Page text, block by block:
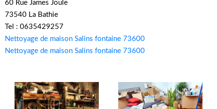
60 Rue James Joule
73540 La Bathie
Tel : 0635429257
Nettoyage de maison Salins fontaine 73600
Nettoyage de maison Salins fontaine 73600